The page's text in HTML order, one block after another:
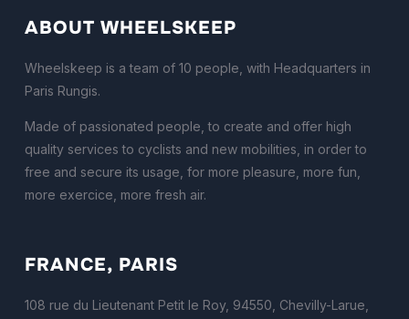
ABOUT WHEELSKEEP
Wheelskeep is a team of 10 people, with Headquarters in
Paris Rungis.
Made of passionated people, to create and offer high
quality services to cyclists and new mobilities, in order to
free and secure its usage, for more pleasure, more fun,
more exercice, more fresh air.
FRANCE, PARIS
108 rue du Lieutenant Petit le Roy, 94550, Chevilly-Larue,